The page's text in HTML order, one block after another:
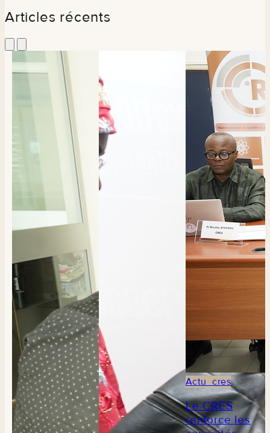
Articles récents
Actu_cres
Le CRES
renforce les